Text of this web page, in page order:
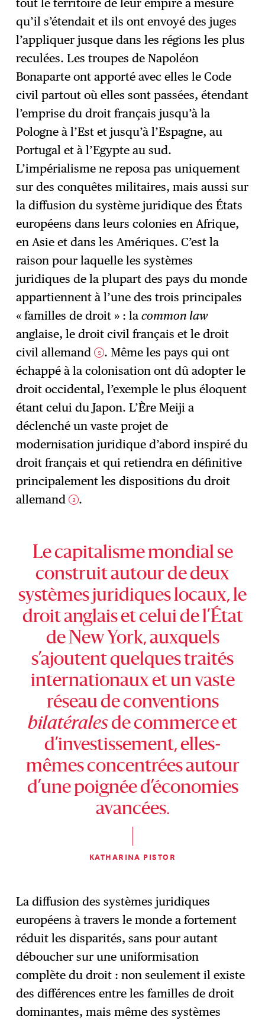
qu’il s’étendait et ils ont envoyé des juges
l’appliquer jusque dans les régions les plus
reculées. Les troupes de Napoléon
Bonaparte ont apporté avec elles le Code
civil partout où elles sont passées, étendant
l’emprise du droit français jusqu’à la
Pologne à l’Est et jusqu’à l’Espagne, au
Portugal et à l’Egypte au sud.
L’impérialisme ne reposa pas uniquement
sur des conquêtes militaires, mais aussi sur
la diffusion du système juridique des États
européens dans leurs colonies en Afrique,
en Asie et dans les Amériques. C’est la
raison pour laquelle les systèmes
juridiques de la plupart des pays du monde
appartiennent à l’une des trois principales
« familles de droit » : lacommon law
anglaise, le droit civil français et le droit
civil allemand 2 . Même les pays qui ont
échappé à la colonisation ont dû adopter le
droit occidental, l’exemple le plus éloquent
étant celui du Japon. L’Ère Meiji a
déclenché un vaste projet de
modernisation juridique d’abord inspiré du
droit français et qui retiendra en définitive
principalement les dispositions du droit
allemand 3 .
Le capitalisme mondial se
construit autour de deux
systèmes juridiques locaux, le
droit anglais et celui de l’État
de New York, auxquels
s’ajoutent quelques traités
internationaux et un vaste
réseau de conventions
bilatéralesde commerce et
d’investissement, elles-
mêmes concentrées autour
d’une poignée d’économies
avancées.
KATHARINA PISTOR
La diffusion des systèmes juridiques
européens à travers le monde a fortement
réduit les disparités, sans pour autant
déboucher sur une uniformisation
complète du droit : non seulement il existe
des différences entre les familles de droit
dominantes, mais même des systèmes